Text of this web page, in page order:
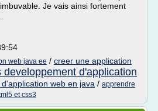
Je vais ainsi fortement
web java ee / creer une application
developpement d'application
web en java / apprendre
et css3